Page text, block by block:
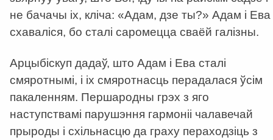
не бачачы іх, кліча: «Адам, дзе ты?» Адам і Ева
схаваліся, бо сталі саромецца сваёй галізны.
Арцыбіскуп дадаў, што Адам і Ева сталі
смяротнымі, і іх смяротнасць перадалася ўсім
пакаленням. Першародны грэх з яго
наступствамі парушэння гармоніі чалавечай
прыроды і схільнасцю да граху пераходзіць з